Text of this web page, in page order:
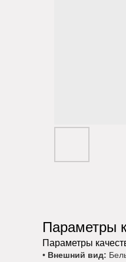
Параметры
Параметры
• Внешний вид: